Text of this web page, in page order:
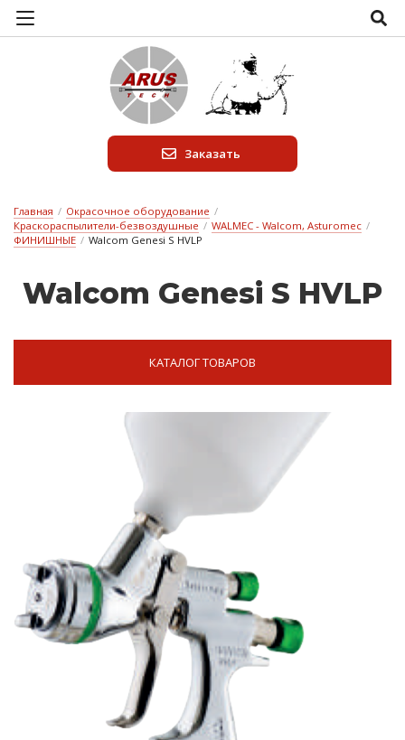
Заказать
Главная / Окрасочное оборудование /
Краскораспылители-безвоздушные / WALMEC - Walcom, Asturomec /
ФИНИШНЫЕ / Walcom Genesi S HVLP
Walcom Genesi S HVLP
КАТАЛОГ ТОВАРОВ